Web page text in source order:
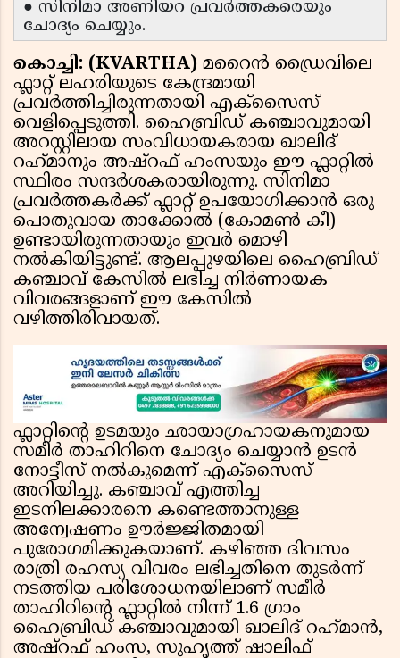
● സിനിമാ അണിയറ പ്രവർത്തകരെയും
ചോദ്യം ചെയ്യും.
കൊച്ചി: (KVARTHA) മറൈൻ ഡ്രൈവിലെ
ഫ്ലാറ്റ് ലഹരിയുടെ കേന്ദ്രമായി
പ്രവർത്തിച്ചിരുന്നതായി എക്സൈസ്
വെളിപ്പെടുത്തി. ഹൈബ്രിഡ് കഞ്ചാവുമായി
അറസ്റ്റിലായ സംവിധായകരായ ഖാലിദ്
റഹ്‌മാനും അഷ്‌റഫ് ഹംസയും ഈ ഫ്ലാറ്റിൽ
സ്ഥിരം സന്ദർശകരായിരുന്നു. സിനിമാ
പ്രവർത്തകർക്ക് ഫ്ലാറ്റ് ഉപയോഗിക്കാൻ ഒരു
പൊതുവായ താക്കോൽ (കോമൺ കീ)
ഉണ്ടായിരുന്നതായും ഇവർ മൊഴി
നൽകിയിട്ടുണ്ട്. ആലപ്പുഴയിലെ ഹൈബ്രിഡ്
കഞ്ചാവ് കേസിൽ ലഭിച്ച നിർണായക
വിവരങ്ങളാണ് ഈ കേസിൽ
വഴിത്തിരിവായത്.
ഫ്ലാറ്റിന്റെ ഉടമയും ഛായാഗ്രഹായകനുമായ
സമീർ താഹിറിനെ ചോദ്യം ചെയ്യാൻ ഉടൻ
നോട്ടീസ് നൽകുമെന്ന് എക്സൈസ്
അറിയിച്ചു. കഞ്ചാവ് എത്തിച്ച
ഇടനിലക്കാരനെ കണ്ടെത്താനുള്ള
അന്വേഷണം ഊർജ്ജിതമായി
പുരോഗമിക്കുകയാണ്. കഴിഞ്ഞ ദിവസം
രാത്രി രഹസ്യ വിവരം ലഭിച്ചതിനെ തുടർന്ന്
നടത്തിയ പരിശോധനയിലാണ് സമീർ
താഹിറിന്റെ ഫ്ലാറ്റിൽ നിന്ന് 1.6 ഗ്രാം
ഹൈബ്രിഡ് കഞ്ചാവുമായി ഖാലിദ് റഹ്‌മാൻ,
അഷ്‌റഫ് ഹംസ, സുഹൃത്ത് ഷാലിഫ്